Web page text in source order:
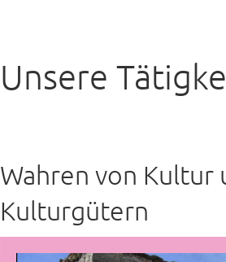
Unsere
Wahren von Kultur
Kulturgütern